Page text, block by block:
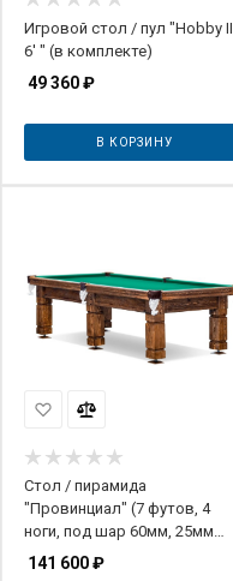
Игровой стол / пул "Hobby II
6' " (в комплекте)
49 360₽
В КОРЗИНУ
Стол / пирамида
"Провинциал" (7 футов, 4
ноги, под шар 60мм, 25мм
камень)
141 600₽